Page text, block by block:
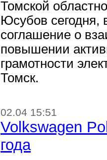
Томской
Юсубов сегодня,
соглашение о
повышении
грамотности
Томск.
02.04 15:51
Volkswagen
года